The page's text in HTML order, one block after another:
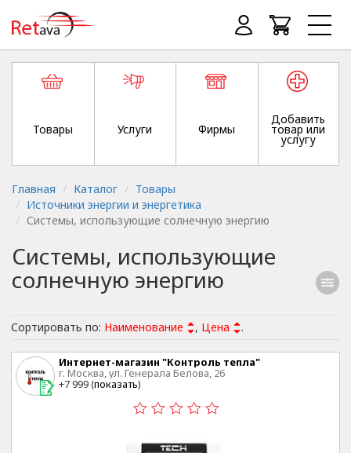
Товары Услуги Фирмы
Добавить
товар или
услугу
Главная Каталог
Товары
Источники энергии и энергетика
Системы, использующие солнечную энергию
Системы, использующие
солнечную энергию
Сортировать по: Наименование , Цена .
Интернет-магазин "Контроль тепла"
г. Москва, ул. Генерала Белова, 26
+7 999 (показать)